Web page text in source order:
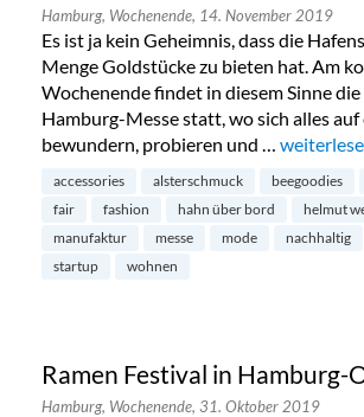
Hamburg, Wochenende, 14. November 2019
Es ist ja kein Geheimnis, dass die
Menge Goldstücke zu bieten hat. Am
Wochenende findet in diesem Sinne
Hamburg-Messe statt, wo sich alles auf
bewundern, probieren und … „Made in
accessories alsterschmuck beegoodies
fair
fashion hahn über bord
helmut
manufaktur
messe mode nachhaltig
startup
wohnen
Ramen Festival in Hamburg-
Hamburg, Wochenende, 31. Oktober 2019